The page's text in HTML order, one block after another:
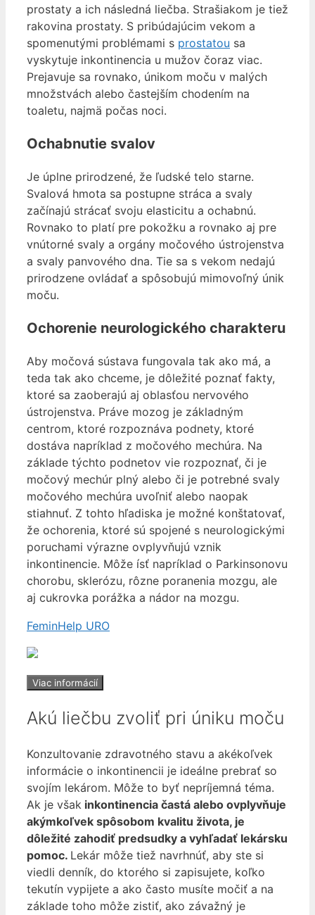
prostaty a ich následná liečba. Strašiakom je tiež
rakovina prostaty. S pribúdajúcim vekom a
spomenutými problémami s prostatou sa
vyskytuje inkontinencia u mužov čoraz viac.
Prejavuje sa rovnako, únikom moču v malých
množstvách alebo častejším chodením na
toaletu, najmä počas noci.
Ochabnutie svalov
Je úplne prirodzené, že ľudské telo starne.
Svalová hmota sa postupne stráca a svaly
začínajú strácať svoju elasticitu a ochabnú.
Rovnako to platí pre pokožku a rovnako aj pre
vnútorné svaly a orgány močového ústrojenstva
a svaly panvového dna. Tie sa s vekom nedajú
prirodzene ovládať a spôsobujú mimovoľný únik
moču.
Ochorenie neurologického charakteru
Aby močová sústava fungovala tak ako má, a
teda tak ako chceme, je dôležité poznať fakty,
ktoré sa zaoberajú aj oblasťou nervového
ústrojenstva. Práve mozog je základným
centrom, ktoré rozpoznáva podnety, ktoré
dostáva napríklad z močového mechúra. Na
základe týchto podnetov vie rozpoznať, či je
močový mechúr plný alebo či je potrebné svaly
močového mechúra uvoľniť alebo naopak
stiahnuť. Z tohto hľadiska je možné konštatovať,
že ochorenia, ktoré sú spojené s neurologickými
poruchami výrazne ovplyvňujú vznik
inkontinencie. Môže ísť napríklad o Parkinsonovu
chorobu, sklerózu, rôzne poranenia mozgu, ale
aj cukrovka porážka a nádor na mozgu.
FeminHelp URO
Viac informácií
Akú liečbu zvoliť pri úniku moču
Konzultovanie zdravotného stavu a akékoľvek
informácie o inkontinencii je ideálne prebrať so
svojím lekárom. Môže to byť nepríjemná téma.
Ak je však inkontinencia častá alebo ovplyvňuje
akýmkoľvek spôsobom kvalitu života, je
dôležité zahodiť predsudky a vyhľadať lekársku
pomoc. Lekár môže tiež navrhnúť, aby ste si
viedli denník, do ktorého si zapisujete, koľko
tekutín vypijete a ako často musíte močiť a na
základe toho môže zistiť, ako závažný je